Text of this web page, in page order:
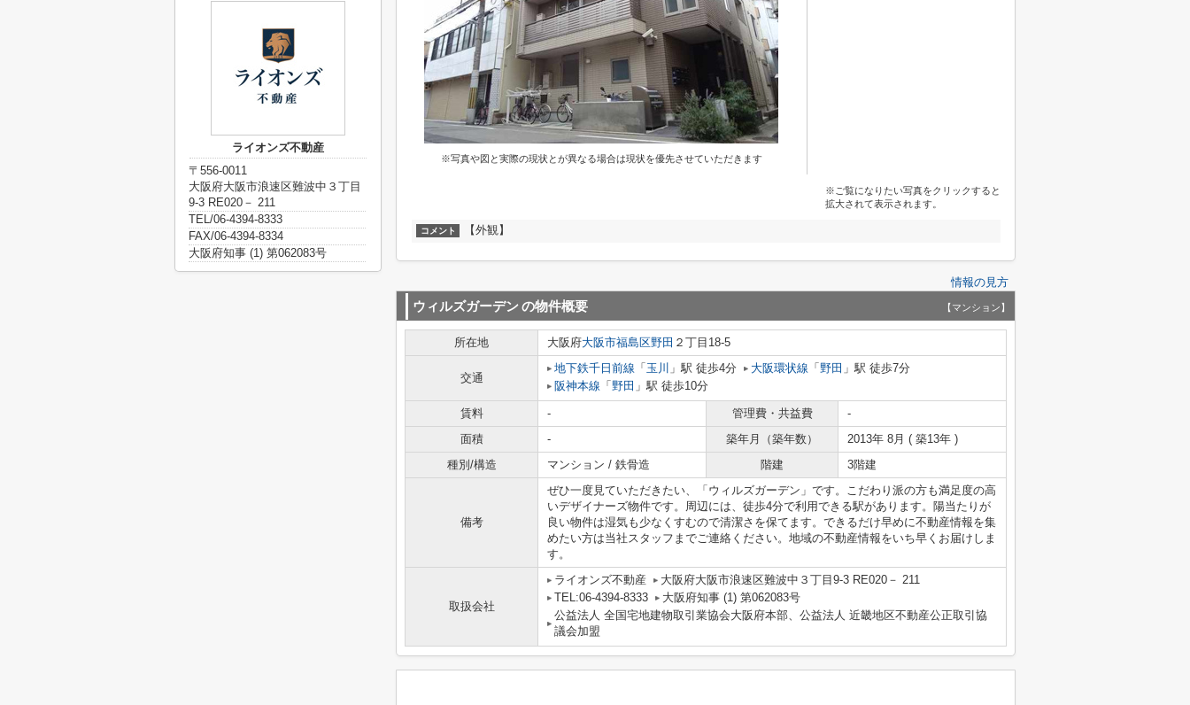
※写真や図と実際の現状とが異なる場合は現状を優先させていただきます
※ご覧になりたい写真をクリックすると
拡大されて表示されます。
コメント 【外観】
情報の見方
ウィルズガーデンの物件概要 【マンション】
所在地 大阪府大阪市福島区野田 ２丁目18-5
交通
地下鉄千日前線 「 玉川 」駅 徒歩4分 大阪環状線 「 野田 」駅 徒歩7分
阪神本線 「 野田 」駅 徒歩10分
賃料 - 管理費・共益費
-
面積
- 築年月（築年数）
2013年 8月 ( 築13年 )
種別/構造
マンション / 鉄骨造 階建 3階建
備考
ぜひ一度見ていただきたい、「ウィルズガーデン」です。こだわり派の方も満足度の高
いデザイナーズ物件です。周辺には、徒歩4分で利用できる駅があります。陽当たりが
良い物件は湿気も少なくすむので清潔さを保てます。できるだけ早めに不動産情報を集
めたい方は当社スタッフまでご連絡ください。地域の不動産情報をいち早くお届けしま
す。
取扱会社
ライオンズ不動産
大阪府大阪市浪速区難波中３丁目9-3 RE020－ 211
TEL:06-4394-8333
大阪府知事 (1) 第062083号
公益法人 全国宅地建物取引業協会大阪府本部、公益法人 近畿地区不動産公正取引協
議会加盟
ライオンズ不動産
〒556-0011
大阪府大阪市浪速区難波中３丁目
9-3 RE020－ 211
TEL/06-4394-8333
FAX/06-4394-8334
大阪府知事 (1) 第062083号